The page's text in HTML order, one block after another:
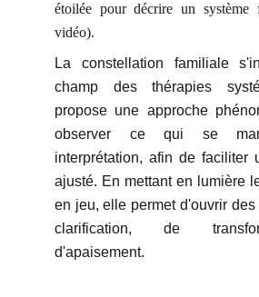
étoilée pour décrire un
vidéo).
La constellation familiale
champ des thérapies
propose une approche
observer ce qui se
interprétation, afin de faciliter
ajusté. En mettant en lumière
en jeu, elle permet d'ouvrir
clarification, de
d'apaisement.